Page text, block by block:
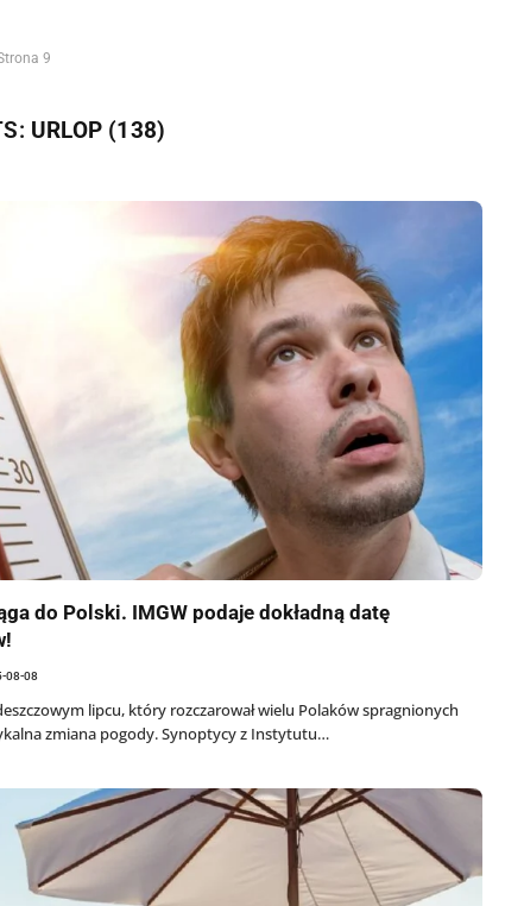
9
URLOP (138)
do Polski. IMGW podaje dokładną datę
08-08
lipcu, który rozczarował wielu Polaków spragnionych
zmiana pogody. Synoptycy z Instytutu…